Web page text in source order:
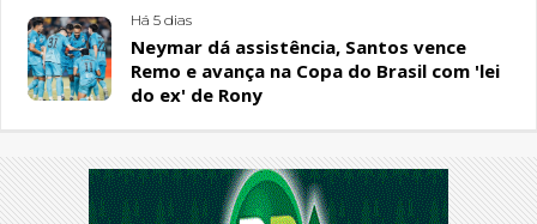
Há 5 dias
Neymar dá assistência, Santos vence
Remo e avança na Copa do Brasil com 'lei
do ex' de Rony